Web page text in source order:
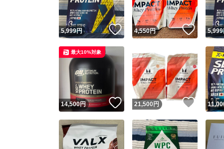
5,999円 いいね！
4,550円 いいね
5,999
14,500円 いいね！
最大10%対象
21,500 円 いいね